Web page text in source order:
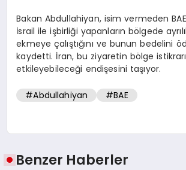
Bakan Abdullahiyan, isim vermeden
İsrail ile işbirliği yapanların bölgede
ekmeye çalıştığını ve bunun bedelini
kaydetti. İran, bu ziyaretin bölge
etkileyebileceği endişesini taşıyor.
#Abdullahiyan #BAE
Benzer Haberler